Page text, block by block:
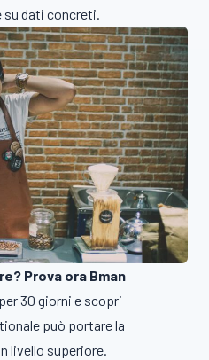
dati concreti.
Prova ora Bman
per 30 giorni e scopri
può portare la
livello superiore.